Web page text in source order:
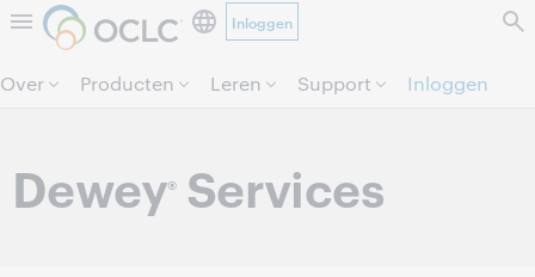
Direct door naar pagina.
Inloggen
Over Producten Leren Support Inloggen
Dewey®Services